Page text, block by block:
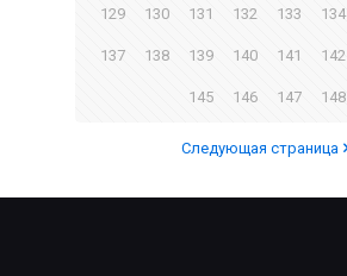
129 130 131 132 133 134
137 138 139 140 141 142
145 146 147 148
Следующая страница